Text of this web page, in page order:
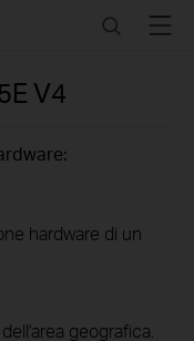
SearchMenu
V4
hardware di un
geografica.